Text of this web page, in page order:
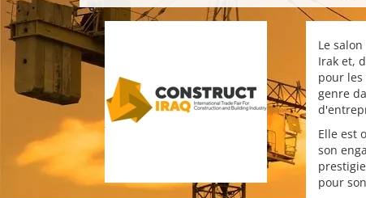
Le
Irak et,
pour
genre
Elle est
son
pour